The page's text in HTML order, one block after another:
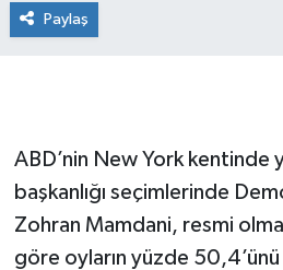
Paylaş
ABD’nin New York kentinde
başkanlığı seçimlerinde
Zohran Mamdani, resmi
göre oyların yüzde